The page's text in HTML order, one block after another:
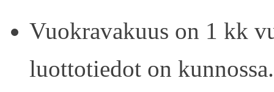
Vuokravakuus on 1 kk
luottotiedot on kunnossa.